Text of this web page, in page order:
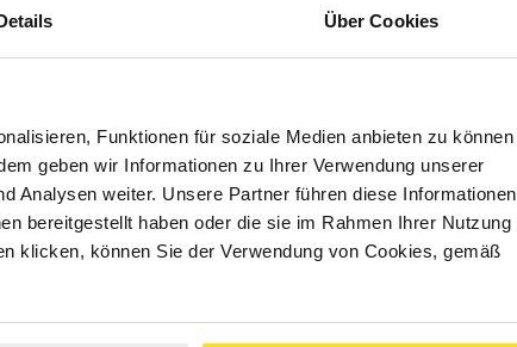
Über Cookies
Funktionen für soziale Medien anbieten zu können
geben wir Informationen zu Ihrer Verwendung unserer
Analysen weiter. Unsere Partner führen diese Informationen
bereitgestellt haben oder die sie im Rahmen Ihrer Nutzung
klicken, können Sie der Verwendung von Cookies, gemäß
bei Einkünften